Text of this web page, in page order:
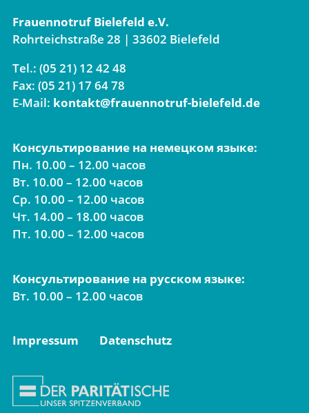
Frauennotruf Bielefeld e.V.
Rohrteichstraße 28 | 33602 Bielefeld
Tel.: (05 21) 12 42 48
Fax: (05 21) 17 64 78
E-Mail: kontakt@frauennotruf-bielefeld.de
Консультирование на немецком языке:
Пн. 10.00 – 12.00 часов
Вт. 10.00 – 12.00 часов
Ср. 10.00 – 12.00 часов
Чт. 14.00 – 18.00 часов
Пт. 10.00 – 12.00 часов
Консультирование на русском языке:
Вт. 10.00 – 12.00 часов
Impressum Datenschutz